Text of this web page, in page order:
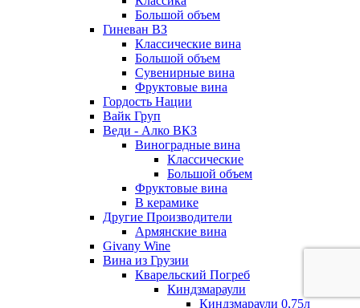
Большой объем
Гиневан ВЗ
Классические вина
Большой объем
Сувенирные вина
Фруктовые вина
Гордость Нации
Вайк Груп
Веди - Алко ВКЗ
Виноградные вина
Классические
Большой объем
Фруктовые вина
В керамике
Другие Производители
Армянские вина
Givany Wine
Вина из Грузии
Кварельский Погреб
Киндзмараули
Киндзмараули 0,75л